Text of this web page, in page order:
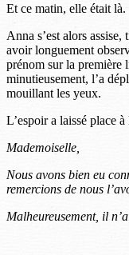
Et ce matin, elle était là.
Anna s’est alors
avoir longuement
prénom sur la première
minutieusement, l’a
mouillant les yeux.
L’espoir a laissé place
Mademoiselle,
Nous avons bien eu
remercions de nous
Malheureusement, il